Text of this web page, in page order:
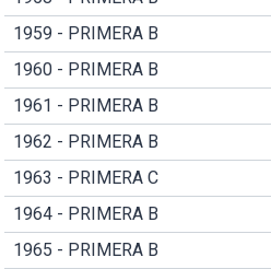
1959 - PRIMERA B
1960 - PRIMERA B
1961 - PRIMERA B
1962 - PRIMERA B
1963 - PRIMERA C
1964 - PRIMERA B
1965 - PRIMERA B